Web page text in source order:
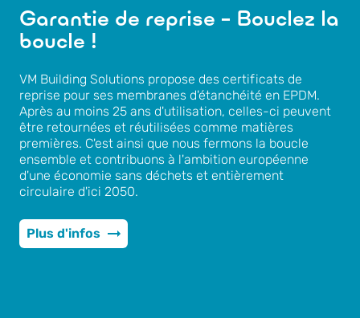
Garantie de reprise – Bouclez la
boucle !
VM Building Solutions propose des certificats de
reprise pour ses membranes d'étanchéité en EPDM.
Après au moins 25 ans d'utilisation, celles-ci peuvent
être retournées et réutilisées comme matières
premières. C'est ainsi que nous fermons la boucle
ensemble et contribuons à l'ambition européenne
d'une économie sans déchets et entièrement
circulaire d'ici 2050.
Plus d'infos